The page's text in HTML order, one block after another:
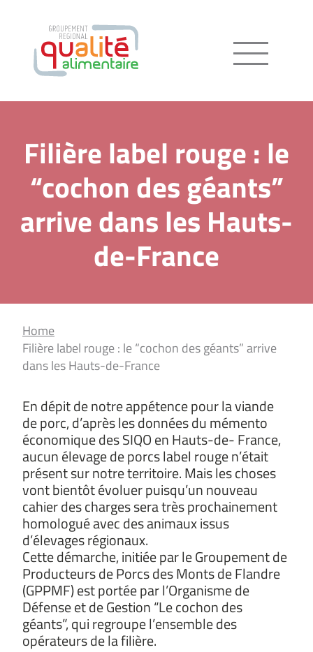
Menu
Filière label rouge : le
“cochon des géants”
arrive dans les Hauts-
de-France
Home
Filière label rouge : le “cochon des géants” arrive
dans les Hauts-de-France
En dépit de notre appétence pour la viande
de porc, d’après les données du mémento
économique des SIQO en Hauts-de- France,
aucun élevage de porcs label rouge n’était
présent sur notre territoire. Mais les choses
vont bientôt évoluer puisqu’un nouveau
cahier des charges sera très prochainement
homologué avec des animaux issus
d’élevages régionaux.
Cette démarche, initiée par le Groupement de
Producteurs de Porcs des Monts de Flandre
(GPPMF) est portée par l’Organisme de
Défense et de Gestion “Le cochon des
géants”, qui regroupe l’ensemble des
opérateurs de la filière.